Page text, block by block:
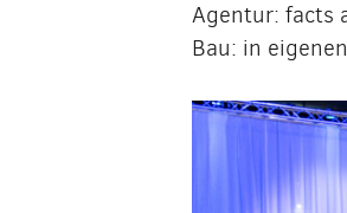
Agentur: facts
Bau: in